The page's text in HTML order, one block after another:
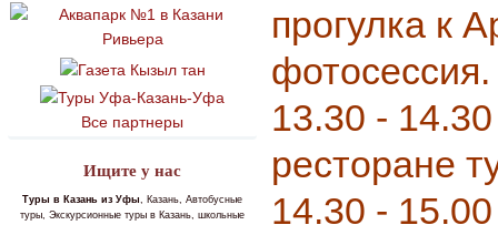
Все партнеры
Ищите у нас
Туры в Казань из Уфы, Казань, Автобусные
туры, Экскурсионные туры в Казань, школьные
прогулка к
фотосессия.
13.30 -
ресторане
14.30 -